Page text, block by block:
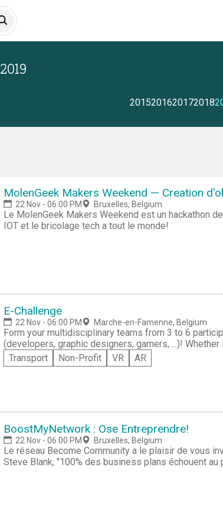
2019
2015201620172018
MolenGeek Makers Weekend — Creation
22 Nov - 06:00 PM Bruxelles, Belgium
Le MolenGeek Makers Weekend est un hackathon
IOT et le bricolage tech a tout le monde!
E-Challenge
22 Nov - 06:00 PM Marche-en-Famenne, Belgium
Form your multidisciplinary teams from 3 to 6
(developers, graphic designers, gamers, ...)! Whether in development, gaming, graphics,
communication or the field of education, coaches will be
snacks and drinks included! Take advantage of our
Transport Non-Profit VR AR
BoostMyNetwork : Ose Entreprendre!
22 Nov - 06:00 PM Bruxelles, Belgium
Le réseau Become Community a le plaisir de vous
Steve Blank, "100% des business plans échouent